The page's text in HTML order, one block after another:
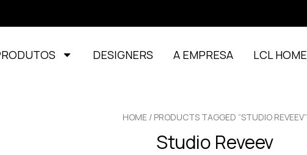
DESIGNERS A EMPRESA LCL HOME
HOME / PRODUCTS TAGGED “STUDIO REVEEV”
Studio Reveev